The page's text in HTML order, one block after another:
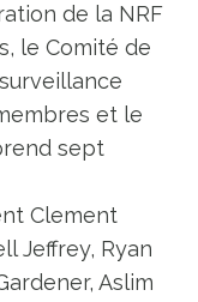
de la NRF
le Comité de
et le
sept
Clement
Jeffrey, Ryan
Aslim